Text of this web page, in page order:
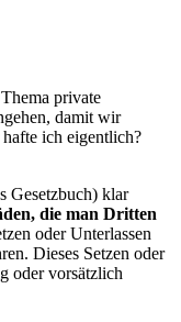
private
damit wir
ich eigentlich?
Gesetzbuch) klar
die man Dritten
oder Unterlassen
Dieses Setzen oder
oder vorsätzlich